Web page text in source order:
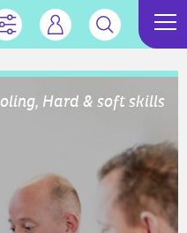
Hard & soft skills